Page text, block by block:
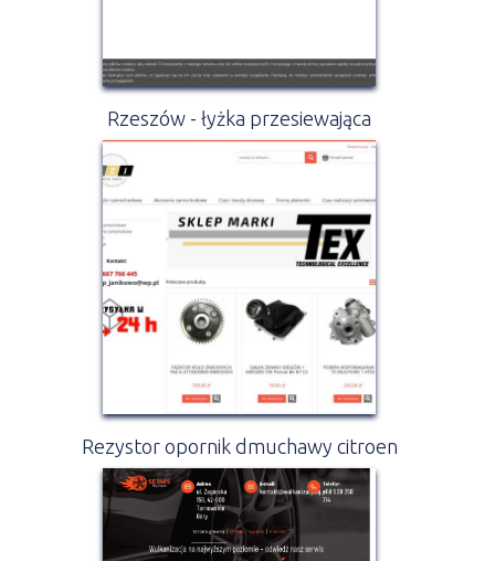
Rzeszów - łyżka przesiewająca
Rezystor opornik dmuchawy citroen